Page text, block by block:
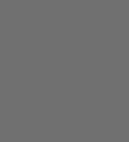
Schritt für den Klimaschutz